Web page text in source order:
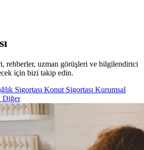
rehberler, uzman görüşleri ve bilgilendirici
için bizi takip edin.
Sigortası Konut Sigortası Kurumsal
Diğer